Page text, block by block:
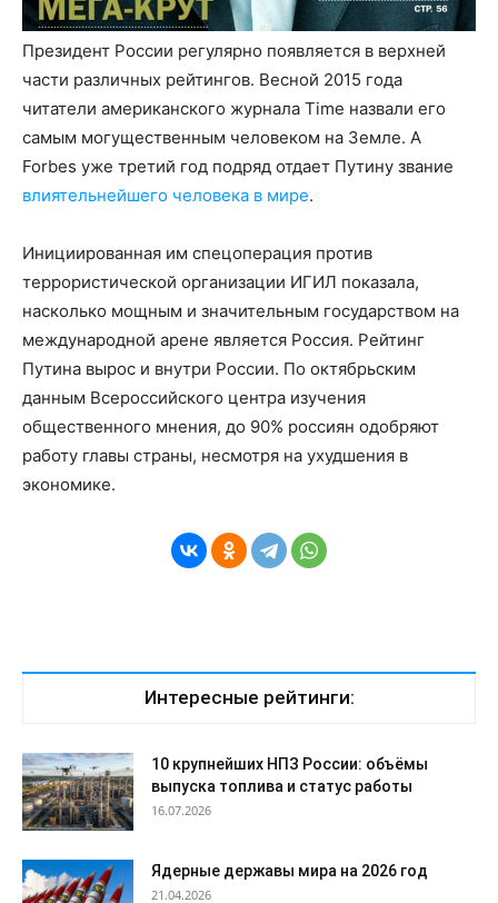
Президент России регулярно появляется в верхней
части различных рейтингов. Весной 2015 года
читатели американского журнала Time назвали его
самым могущественным человеком на Земле. А
Forbes уже третий год подряд отдает Путину звание
влиятельнейшего человека в мире.
Инициированная им спецоперация против
террористической организации ИГИЛ показала,
насколько мощным и значительным государством на
международной арене является Россия. Рейтинг
Путина вырос и внутри России. По октябрьским
данным Всероссийского центра изучения
общественного мнения, до 90% россиян одобряют
работу главы страны, несмотря на ухудшения в
экономике.
Интересные рейтинги:
10 крупнейших НПЗ России: объёмы
выпуска топлива и статус работы
16.07.2026
Ядерные державы мира на 2026 год
21.04.2026